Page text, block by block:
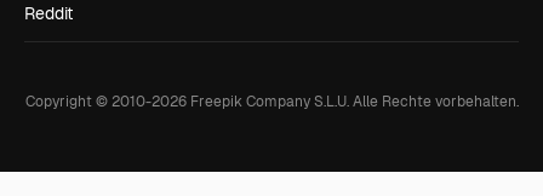
Reddit
Copyright © 2010-2026Freepik Company S.L.U. Alle Rechte vorbehalten.